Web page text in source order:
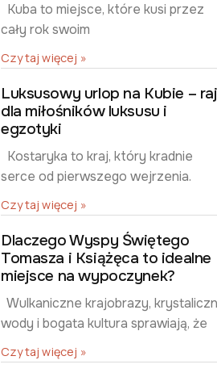
Kuba to miejsce, które kusi przez
cały rok swoim
Czytaj więcej »
Luksusowy urlop na Kubie – raj
dla miłośników luksusu i
egzotyki
Kostaryka to kraj, który kradnie
serce od pierwszego wejrzenia.
Czytaj więcej »
Dlaczego Wyspy Świętego
Tomasza i Książęca to idealne
miejsce na wypoczynek?
Wulkaniczne krajobrazy,
wody i bogata kultura sprawiają, że
Czytaj więcej »